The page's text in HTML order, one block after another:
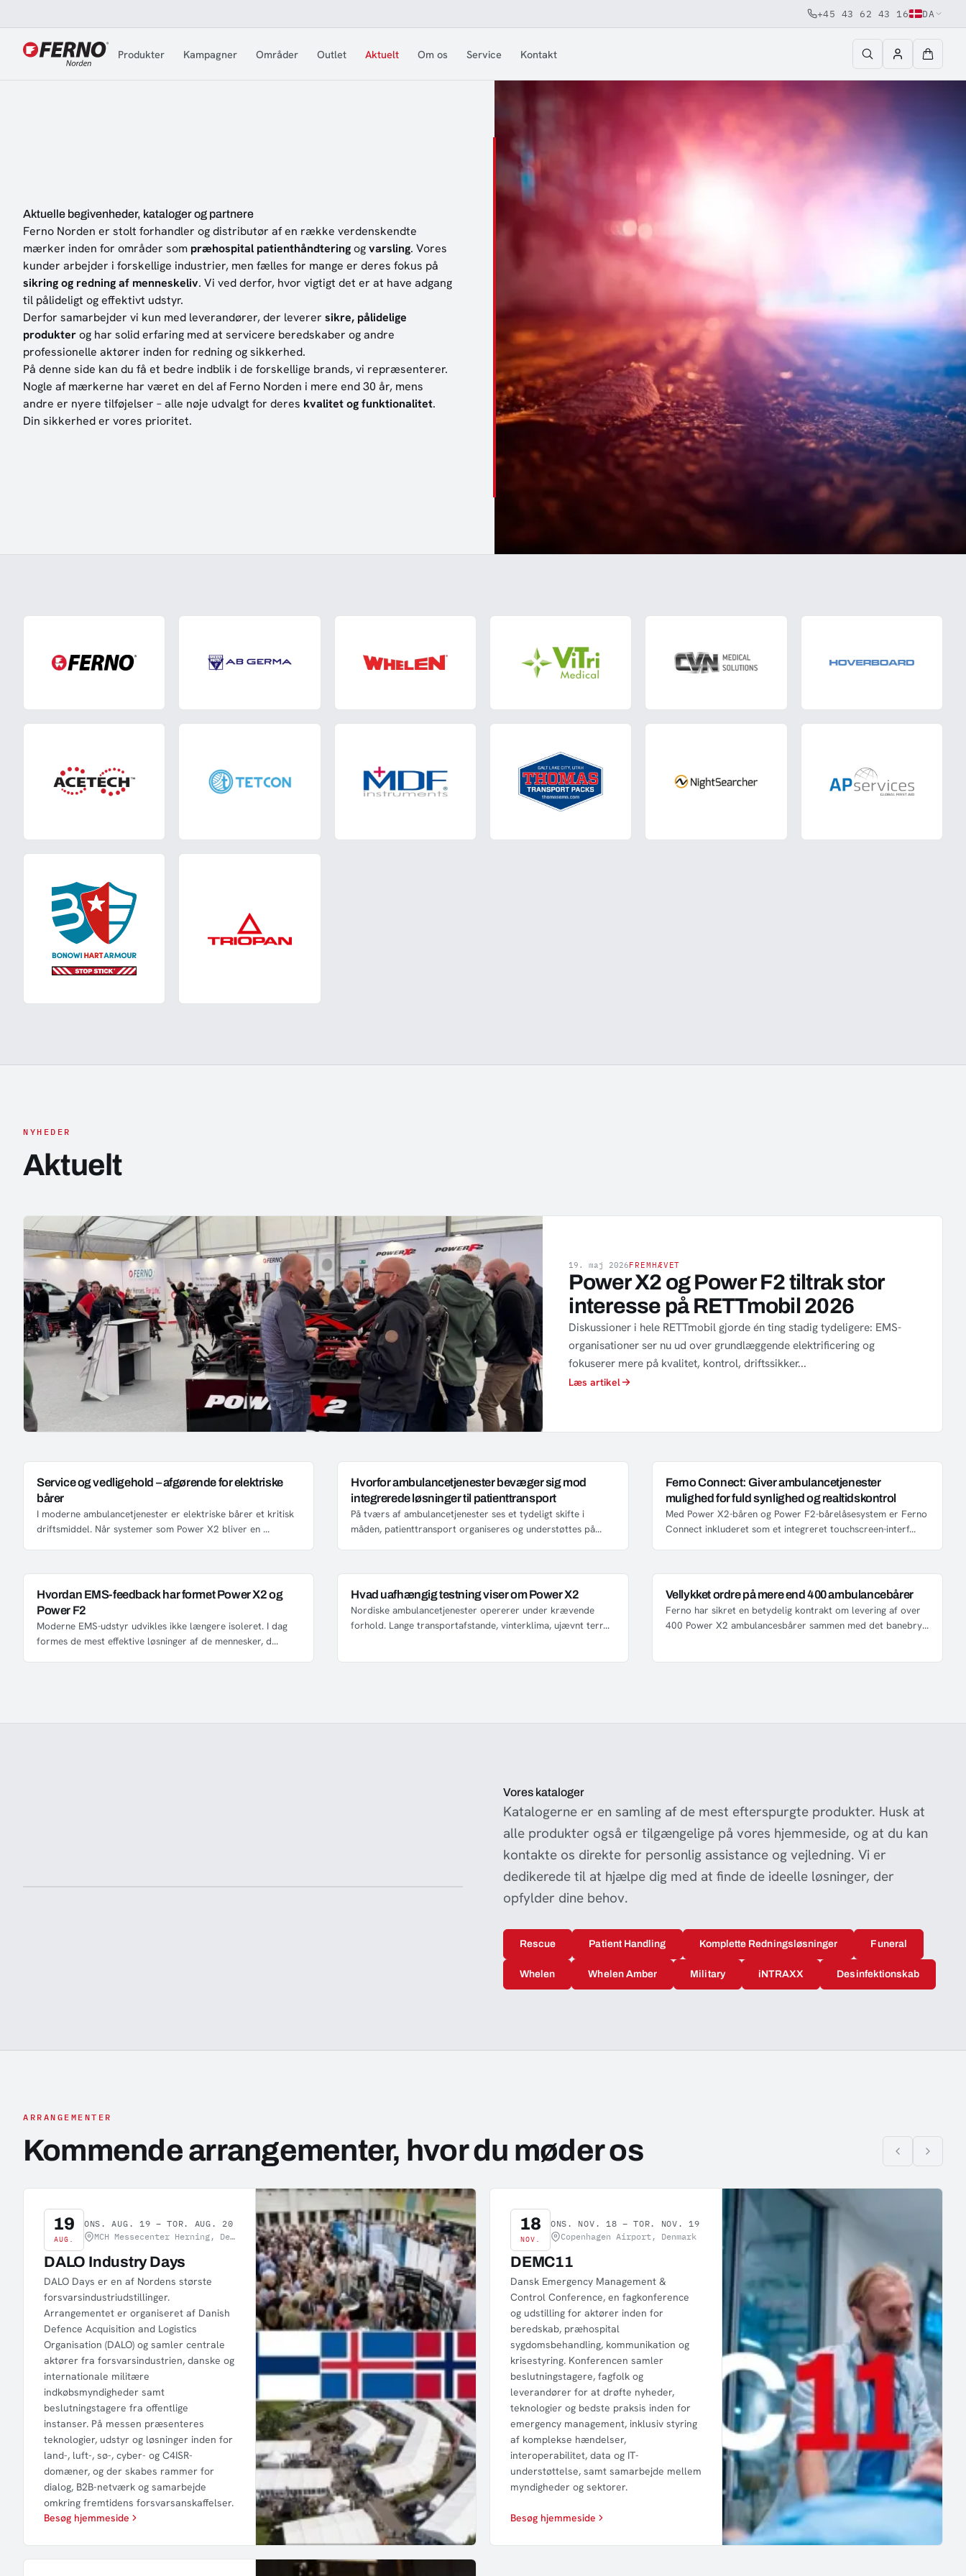
Jump to content
+45 43 62 43 16 DA
Produkter Kampagner Områder Outlet Aktuelt Om os Service Kontakt
Aktuelle begivenheder, kataloger og partnere
Ferno Norden er stolt forhandler og distributør af en række verdenskendte
mærker inden for områder som præhospital patienthåndteringogvarsling. Vores
kunder arbejder i forskellige industrier, men fælles for mange er deres fokus på
sikring og redning af menneskeliv. Vi ved derfor, hvor vigtigt det er at have adgang
til pålideligt og effektivt udstyr.
Derfor samarbejder vi kun med leverandører, der leverer sikre, pålidelige
produkterog har solid erfaring med at servicere beredskaber og andre
professionelle aktører inden for redning og sikkerhed.
På denne side kan du få et bedre indblik i de forskellige brands, vi repræsenterer.
Nogle af mærkerne har været en del af Ferno Norden i mere end 30 år, mens
andre er nyere tilføjelser – alle nøje udvalgt for deres kvalitet og funktionalitet.
Din sikkerhed er vores prioritet.
NYHEDER
Aktuelt
19. maj 2026FREMHÆVET
Power X2 og Power F2 tiltrak stor
interesse på RETTmobil 2026
Diskussioner i hele RETTmobil gjorde én ting stadig tydeligere: EMS-
organisationer ser nu ud over grundlæggende elektrificering og
fokuserer mere på kvalitet, kontrol, driftssikker...
Læs artikel
Service og vedligehold – afgørende for elektriske
bårer
I moderne ambulancetjenester er elektriske bårer et kritisk
driftsmiddel. Når systemer som Power X2 bliver en ...
Hvorfor ambulancetjenester bevæger sig mod
integrerede løsninger til patienttransport
På tværs af ambulancetjenester ses et tydeligt skifte i
måden, patienttransport organiseres og understøttes på...
Ferno Connect: Giver ambulancetjenester
mulighed for fuld synlighed og realtidskontrol
Med Power X2-båren og Power F2-bårelåsesystem er Ferno
Connect inkluderet som et integreret touchscreen-interf...
Hvordan EMS-feedback har formet Power X2 og
Power F2
Moderne EMS-udstyr udvikles ikke længere isoleret. I dag
formes de mest effektive løsninger af de mennesker, d...
Hvad uafhængig testning viser om Power X2
Nordiske ambulancetjenester opererer under krævende
forhold. Lange transportafstande, vinterklima, ujævnt terr...
Vellykket ordre på mere end 400 ambulancebårer
Ferno har sikret en betydelig kontrakt om levering af over
400 Power X2 ambulancesbårer sammen med det banebry...
Vores kataloger
Katalogerne er en samling af de mest efterspurgte produkter. Husk at
alle produkter også er tilgængelige på vores hjemmeside, og at du kan
kontakte os direkte for personlig assistance og vejledning. Vi er
dedikerede til at hjælpe dig med at finde de ideelle løsninger, der
opfylder dine behov.
Rescue Patient Handling Komplette Redningsløsninger Funeral
Whelen Whelen Amber Military iNTRAXX Desinfektionskab
ARRANGEMENTER
Kommende arrangementer, hvor du møder os
19
AUG.
ONS. AUG. 19 – TOR. AUG. 20
MCH Messecenter Herning, Denmark
DALO Industry Days
DALO Days er en af Nordens største
forsvarsindustriudstillinger.
Arrangementet er organiseret af Danish
Defence Acquisition and Logistics
Organisation (DALO) og samler centrale
aktører fra forsvarsindustrien, danske og
internationale militære
indkøbsmyndigheder samt
beslutningstagere fra offentlige
instanser. På messen præsenteres
teknologier, udstyr og løsninger inden for
land-, luft-, sø-, cyber- og C4ISR-
domæner, og der skabes rammer for
dialog, B2B-netværk og samarbejde
omkring fremtidens forsvarsanskaffelser.
Besøg hjemmeside
18
NOV.
ONS. NOV. 18 – TOR. NOV. 19
Copenhagen Airport, Denmark
DEMC11
Dansk Emergency Management &
Control Conference, en fagkonference
og udstilling for aktører inden for
beredskab, præhospital
sygdomsbehandling, kommunikation og
krisestyring. Konferencen samler
beslutningstagere, fagfolk og
leverandører for at drøfte nyheder,
teknologier og bedste praksis inden for
emergency management, inklusiv styring
af komplekse hændelser,
interoperabilitet, data og IT-
understøttelse, samt samarbejde mellem
myndigheder og sektorer.
Besøg hjemmeside